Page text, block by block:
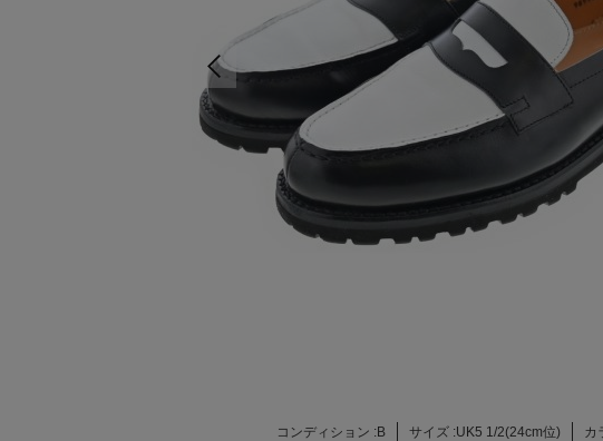
コンディション :B サイズ :UK5 1/2(24cm位) カ